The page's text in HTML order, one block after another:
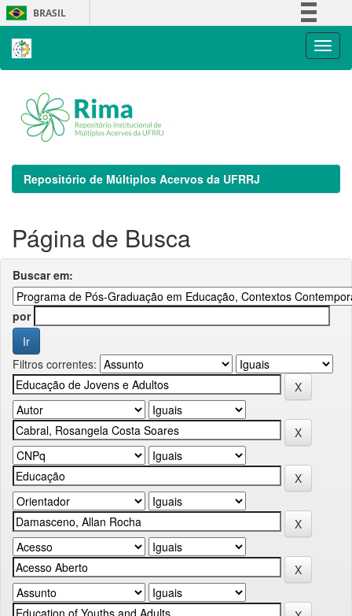
Skip
navigation
BRASIL
Repositório de Múltiplos Acervos da UFRRJ
Página de Busca
Buscar em:
por
Filtros correntes: